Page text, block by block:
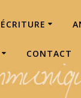
CONTACT